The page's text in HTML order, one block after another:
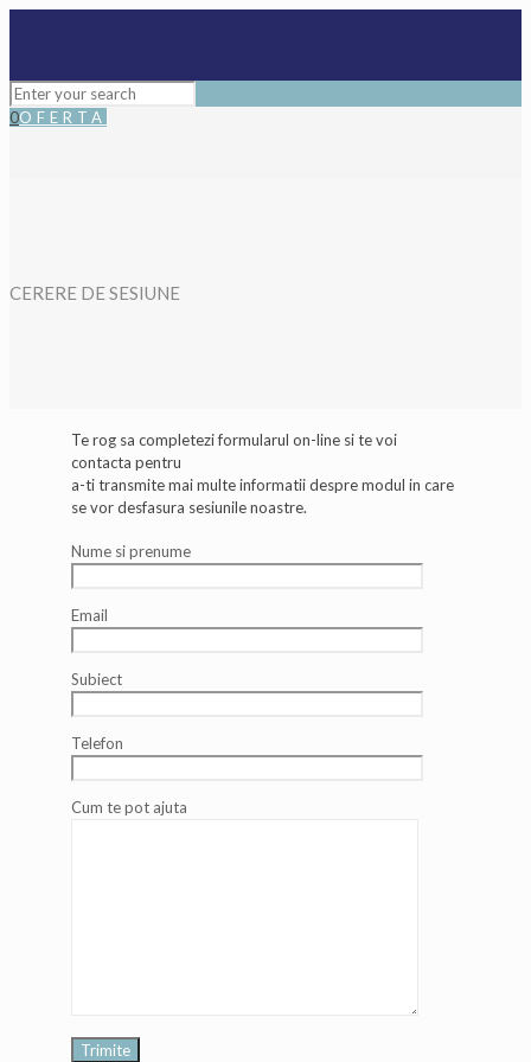
0OFERTA
CERERE DE SESIUNE
Te rog sa completezi formularul on-line si te voi
contacta pentru
a-ti transmite mai multe informatii despre modul in care
se vor desfasura sesiunile noastre.
Nume si prenume
Email
Subiect
Telefon
Cum te pot ajuta